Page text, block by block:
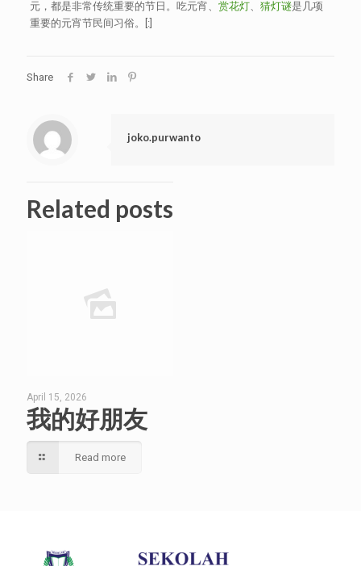
元，都是非常传统重要的节日。吃元宵、 赏花灯、 猜灯谜是几项
重要的元宵节民间习俗。[:]
Share
joko.purwanto
Related posts
April 15, 2026
我的好朋友
Read more